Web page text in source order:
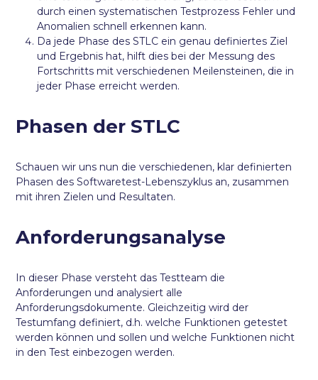
durch einen systematischen Testprozess Fehler und
Anomalien schnell erkennen kann.
Da jede Phase des STLC ein genau definiertes Ziel
und Ergebnis hat, hilft dies bei der Messung des
Fortschritts mit verschiedenen Meilensteinen, die in
jeder Phase erreicht werden.
Phasen der STLC
Schauen wir uns nun die verschiedenen, klar definierten
Phasen des Softwaretest-Lebenszyklus an, zusammen
mit ihren Zielen und Resultaten.
Anforderungsanalyse
In dieser Phase versteht das Testteam die
Anforderungen und analysiert alle
Anforderungsdokumente. Gleichzeitig wird der
Testumfang definiert, d.h. welche Funktionen getestet
werden können und sollen und welche Funktionen nicht
in den Test einbezogen werden.